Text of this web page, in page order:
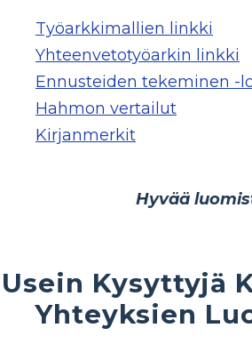
Työarkkimallien linkki
Yhteenvetotyöarkin linkki
Ennusteiden tekeminen -
Hahmon vertailut
Kirjanmerkit
Hyvää
Usein Kysyttyjä
Yhteyksien